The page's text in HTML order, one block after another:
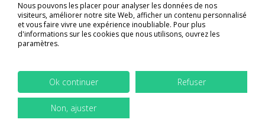
Nous pouvons les placer pour analyser les données de nos
visiteurs, améliorer notre site Web, afficher un contenu personnalisé
et vous faire vivre une expérience inoubliable. Pour plus
d'informations sur les cookies que nous utilisons, ouvrez les
paramètres.
Ok continuer Refuser
Non, ajuster